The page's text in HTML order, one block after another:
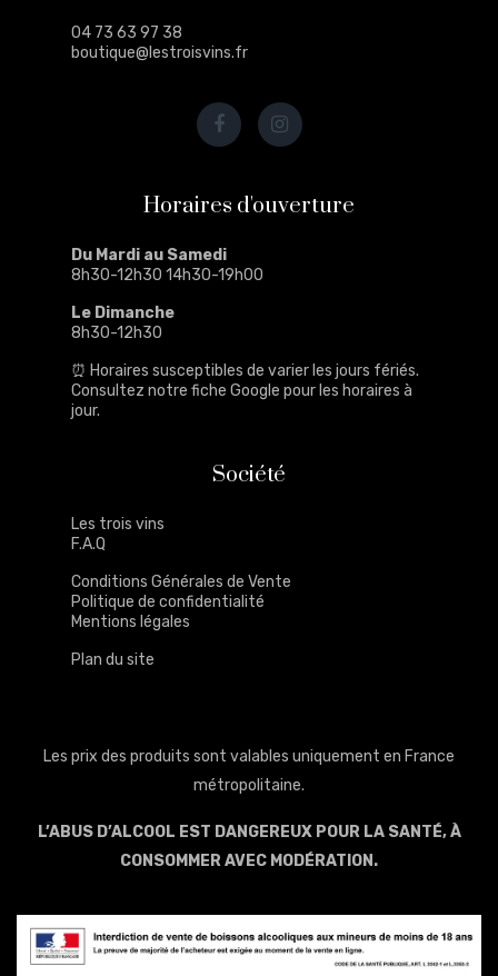
04 73 63 97 38
boutique@lestroisvins.fr
Horaires d'ouverture
Du Mardi au Samedi
8h30-12h30 14h30-19h00
Le Dimanche
8h30-12h30
⏰ Horaires susceptibles de varier les jours fériés.
Consultez notre fiche Google pour les horaires à
jour.
Société
Les trois vins
F.A.Q
Conditions Générales de Vente
Politique de confidentialité
Mentions légales
Plan du site
Les prix des produits sont valables uniquement en France
métropolitaine.
L’ABUS D’ALCOOL EST DANGEREUX POUR LA SANTÉ, À
CONSOMMER AVEC MODÉRATION.